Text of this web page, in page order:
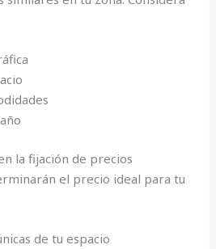
la fijación de precios
el precio ideal para tu
de tu espacio